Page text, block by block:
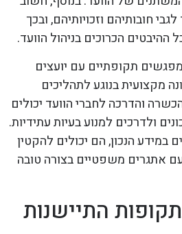
חובותיהם וזכויותיהם, ובכך
הכרוכים בניהול הוועד.
תקופתיים עם יועצים
מקצועית בנוגע לתהליכים
והדרכה לחברי הוועד יכולים
ולדרכים למנוע בעיות עתידיות.
במידע הנכון, הם יכולים להקטין
אתגרים משפטיים בצורה טובה
התיישנות